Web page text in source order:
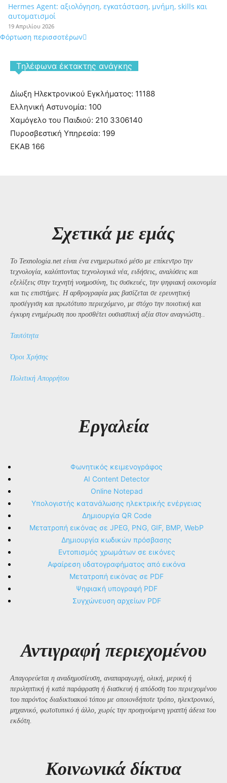
Hermes Agent: αξιολόγηση, εγκατάσταση, μνήμη, skills και
αυτοματισμοί
19 Απριλίου 2026
Φόρτωση περισσοτέρων
Tηλέφωνα έκτακτης ανάγκης
Δίωξη Ηλεκτρονικού Εγκλήματος: 11188
Ελληνική Αστυνομία: 100
Χαμόγελο του Παιδιού: 210 3306140
Πυροσβεστική Υπηρεσία: 199
ΕΚΑΒ 166
Σχετικά με εμάς
Το Texnologia.net είναι ένα ενημερωτικό μέσο με επίκεντρο την
τεχνολογία, καλύπτοντας τεχνολογικά νέα, ειδήσεις, αναλύσεις και
εξελίξεις στην τεχνητή νοημοσύνη, τις συσκευές, την ψηφιακή οικονομία
και τις επιστήμες. Η αρθρογραφία μας βασίζεται σε ερευνητική
προσέγγιση και πρωτότυπο περιεχόμενο, με στόχο την ποιοτική και
έγκυρη ενημέρωση που προσθέτει ουσιαστική αξία στον αναγνώστη..
Ταυτότητα
Όροι Χρήσης
Πολιτική Απορρήτου
Εργαλεία
Φωνητικός κειμενογράφος
AI Content Detector
Online Notepad
Υπολογιστής κατανάλωσης ηλεκτρικής ενέργειας
Δημιουργία QR Code
Μετατροπή εικόνας σε JPEG, PNG, GIF, BMP, WebP
Δημιουργία κωδικών πρόσβασης
Εντοπισμός χρωμάτων σε εικόνες
Αφαίρεση υδατογραφήματος από εικόνα
Μετατροπή εικόνας σε PDF
Ψηφιακή υπογραφή PDF
Συγχώνευση αρχείων PDF
Αντιγραφή περιεχομένου
Απαγορεύεται η αναδημοσίευση, αναπαραγωγή, ολική, μερική ή
περιληπτική ή κατά παράφραση ή διασκευή ή απόδοση του περιεχομένου
του παρόντος διαδικτυακού τόπου με οποιονδήποτε τρόπο, ηλεκτρονικό,
μηχανικό, φωτοτυπικό ή άλλο, χωρίς την προηγούμενη γραπτή άδεια του
εκδότη.
Kοινωνικά δίκτυα